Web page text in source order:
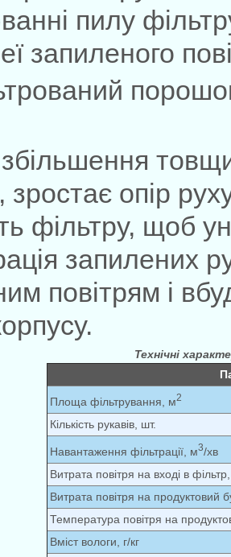
пилу
запиленого
збільшення
зростає опір
фільтру, щоб
запилених
повітрям і
Технічні
Площа фільтрування, м2
Кількість рукавів, шт.
Навантаження фільтрації, м3/хв
Витрата повітря на вході в фільтр,
Витрата повітря на продуктовий
Температура повітря на
Вміст вологи, г/кг